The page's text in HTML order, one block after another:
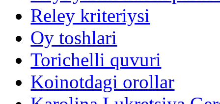
Reley kriteriysi
Oy toshlari
Torichelli quvuri
Koinotdagi orollar